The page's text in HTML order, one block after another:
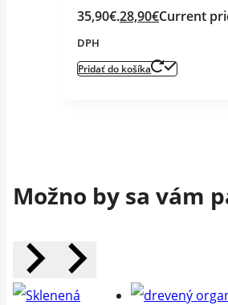
35,90€.28,90€Current
DPH
Pridať do košíka
Možno by sa vám